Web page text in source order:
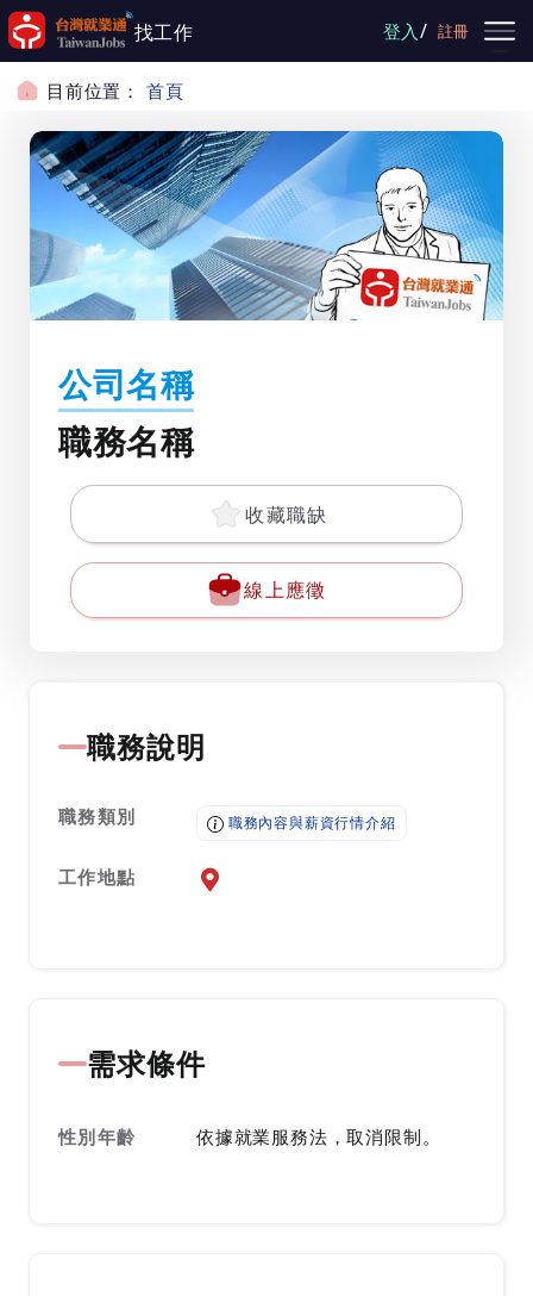
跳到主要內容
找工作 登入/ 註冊
目前位置： 首頁
公司名稱
職務名稱
收藏職缺
線上應徵
職務說明
職務類別 職務內容與薪資行情介紹
工作地點 前往查看地圖
需求條件
性別年齡 依據就業服務法，取消限制。